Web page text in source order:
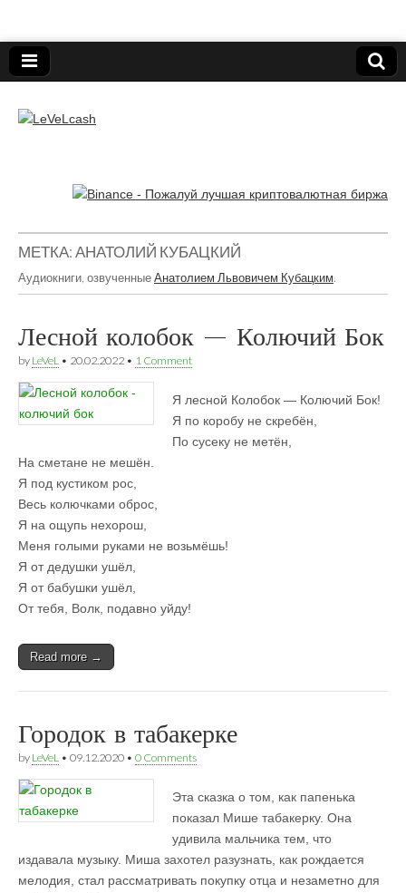
LeVeLcash
МЕТКА:АНАТОЛИЙ КУБАЦКИЙ
Аудиокниги, озвученныеАнатолием Львовичем Кубацким.
Лесной колобок — Колючий Бок
by LeVeL • 20.02.2022 • 1 Comment
Я лесной Колобок — Колючий Бок!
Я по коробу не скребён,
По сусеку не метён,
На сметане не мешён.
Я под кустиком рос,
Весь колючками оброс,
Я на ощупь нехорош,
Меня голыми руками не возьмёшь!
Я от дедушки ушёл,
Я от бабушки ушёл,
От тебя, Волк, подавно уйду!
Read more →
Городок в табакерке
by LeVeL • 09.12.2020 • 0 Comments
Эта сказка о том, как папенька
показал Мише табакерку. Она
удивила мальчика тем, что
издавала музыку. Миша захотел разузнать, как рождается
мелодия, стал рассматривать покупку отца и незаметно для